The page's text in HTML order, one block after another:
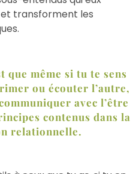
transforment les
que même si tu te sens
ou écouter l’autre,
avec l’être
contenus dans la
relationnelle.